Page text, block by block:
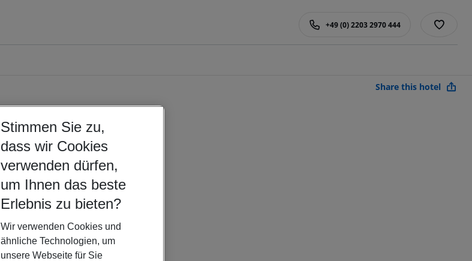
+49 (0) 2203 2970 444
Share this hotel
Stimmen Sie zu,
dass wir Cookies
verwenden dürfen,
um Ihnen das beste
Erlebnis zu bieten?
Wir verwenden Cookies und
ähnliche Technologien, um
unsere Webseite für Sie